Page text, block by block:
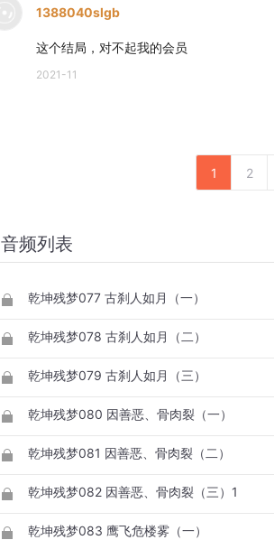
1388040slgb
这个结局，对不起我的会员
2021-11
1 2
音频列表
乾坤残梦077 古刹人如月（一）
乾坤残梦078 古刹人如月（二）
乾坤残梦079 古刹人如月（三）
乾坤残梦080 因善恶、骨肉裂（一）
乾坤残梦081 因善恶、骨肉裂（二）
乾坤残梦082 因善恶、骨肉裂（三）1
乾坤残梦083 鹰飞危楼雾（一）